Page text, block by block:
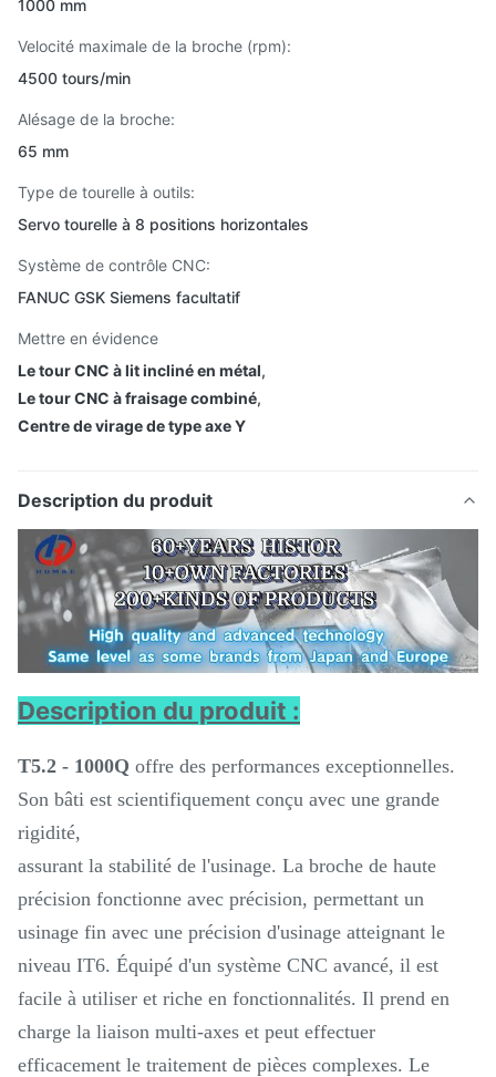
1000 mm
Velocité maximale de la broche (rpm):
4500 tours/min
Alésage de la broche:
65 mm
Type de tourelle à outils:
Servo tourelle à 8 positions horizontales
Système de contrôle CNC:
FANUC GSK Siemens facultatif
Mettre en évidence
Le tour CNC à lit incliné en métal,
Le tour CNC à fraisage combiné,
Centre de virage de type axe Y
Description du produit
Description du produit :
T5.2 - 1000Q offre des performances exceptionnelles.
Son bâti est scientifiquement conçu avec une grande
rigidité,
assurant la stabilité de l'usinage. La broche de haute
précision fonctionne avec précision, permettant un
usinage fin avec une précision d'usinage atteignant le
niveau IT6. Équipé d'un système CNC avancé, il est
facile à utiliser et riche en fonctionnalités. Il prend en
charge la liaison multi-axes et peut effectuer
efficacement le traitement de pièces complexes. Le